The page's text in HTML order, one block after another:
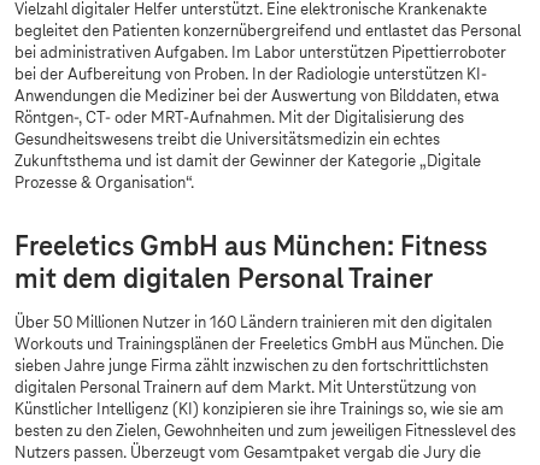
Vielzahl digitaler Helfer unterstützt. Eine elektronische Krankenakte
begleitet den Patienten konzernübergreifend und entlastet das Personal
bei administrativen Aufgaben. Im Labor unterstützen Pipettierroboter
bei der Aufbereitung von Proben. In der Radiologie unterstützen KI-
Anwendungen die Mediziner bei der Auswertung von Bilddaten, etwa
Röntgen-, CT- oder MRT-Aufnahmen. Mit der Digitalisierung des
Gesundheitswesens treibt die Universitätsmedizin ein echtes
Zukunftsthema und ist damit der Gewinner der Kategorie „Digitale
Prozesse & Organisation“.
Freeletics GmbH aus München: Fitness
mit dem digitalen Personal Trainer
Über 50 Millionen Nutzer in 160 Ländern trainieren mit den digitalen
Workouts und Trainingsplänen der Freeletics GmbH aus München. Die
sieben Jahre junge Firma zählt inzwischen zu den fortschrittlichsten
digitalen Personal Trainern auf dem Markt. Mit Unterstützung von
Künstlicher Intelligenz (KI) konzipieren sie ihre Trainings so, wie sie am
besten zu den Zielen, Gewohnheiten und zum jeweiligen Fitnesslevel des
Nutzers passen. Überzeugt vom Gesamtpaket vergab die Jury die